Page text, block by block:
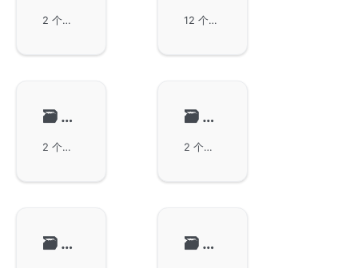
2 个项目 12 个项目
🗃️ 数据管理
2 个项目
🗃️ 网络组件
2 个项目
🗃️ 加密解密 🗃️ 实用工具